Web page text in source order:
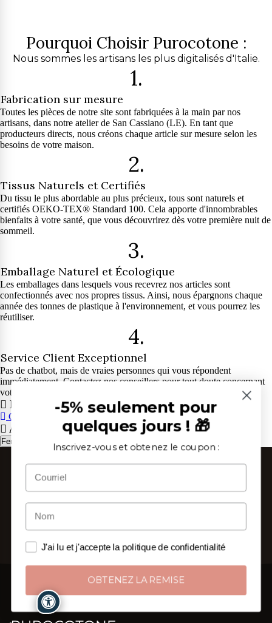
Pourquoi Choisir Purocotone :
Nous sommes les artisans les plus digitalisés d'Italie.
1.
Fabrication sur mesure
Toutes les pièces de notre site sont fabriquées à la main par nos
artisans, dans notre atelier de San Cassiano (LE). En tant que
producteurs directs, nous créons chaque article sur mesure selon les
besoins de votre maison.
2.
Tissus Naturels et Certifiés
Du tissu le plus abordable au plus précieux, tous sont naturels et
certifiés OEKO-TEX® Standard 100. Cela apporte d'innombrables
bienfaits à votre santé, que vous découvrirez dès votre première nuit de
sommeil.
3.
Emballage Naturel et Écologique
Les emballages dans lesquels vous recevrez nos articles sont
confectionnés avec nos propres tissus. Ainsi, nous épargnons chaque
année des tonnes de plastique à l'environnement, et vous pourrez les
réutiliser.
4.
Service Client Exceptionnel
Pas de chatbot, mais de vraies personnes qui vous répondent
immédiatement. Contactez nos conseillers pour tout doute concernant
votre commande, du lundi au vendredi de 9h à 13h et de 14h à 18h.
Panier
CONTINUER ALLER AU PANIER
Attention
Fermer
-5% seulement pour
quelques jours ! 🎁
Inscrivez-vous et obtenez le coupon :
J'ai lu et j'accepte la politique de confidentialité
OBTENEZ LA REMISE